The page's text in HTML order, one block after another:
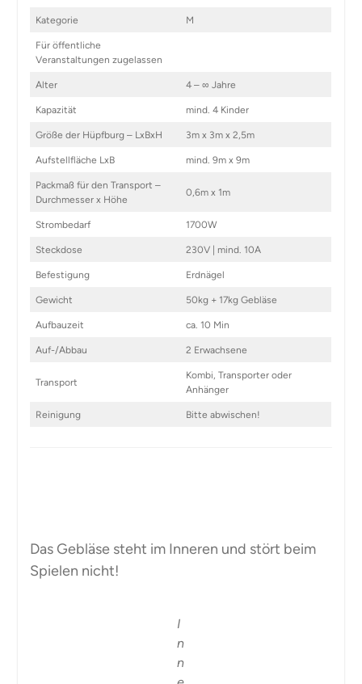
Kategorie M
Für öffentliche
Veranstaltungen zugelassen
Alter 4 – ∞ Jahre
Kapazität mind. 4 Kinder
Größe der Hüpfburg – LxBxH 3m x 3m x 2,5m
Aufstellfläche LxB mind. 9m x 9m
Packmaß für den Transport –
Durchmesser x Höhe
0,6m x 1m
Strombedarf 1700W
Steckdose 230V | mind. 10A
Befestigung Erdnägel
Gewicht 50kg + 17kg Gebläse
Aufbauzeit ca. 10 Min
Auf-/Abbau 2 Erwachsene
Transport
Kombi, Transporter oder
Anhänger
Reinigung Bitte abwischen!
Das Gebläse steht im Inneren und stört beim
Spielen nicht!
I
n
n